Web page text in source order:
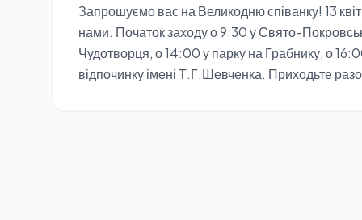
Запрошуємо вас на Великодню співанку! 13
нами. Початок заходу о 9:30 у Свято-
Чудотворця, о 14:00 у парку на Грабнику, о
відпочинку імені Т.Г.Шевченка. Приходьте